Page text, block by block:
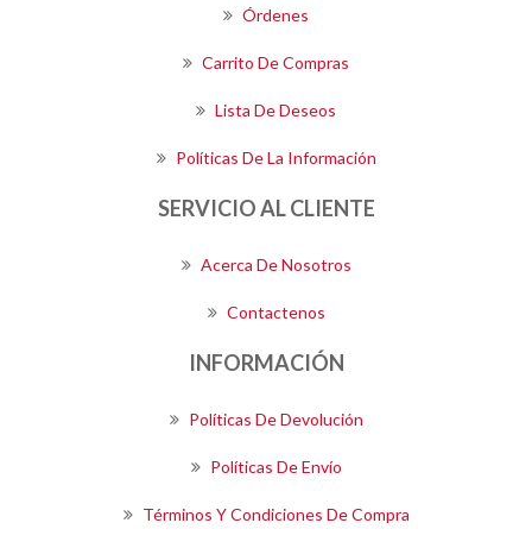
Órdenes
Carrito De Compras
Lista De Deseos
Políticas De La Información
SERVICIO AL CLIENTE
Acerca De Nosotros
Contactenos
INFORMACIÓN
Políticas De Devolución
Políticas De Envío
Términos Y Condiciones De Compra